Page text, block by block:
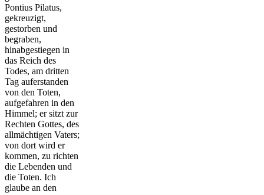
Pontius Pilatus,
gekreuzigt,
gestorben und
begraben,
hinabgestiegen in
das Reich des
Todes, am dritten
Tag auferstanden
von den Toten,
aufgefahren in den
Himmel; er sitzt zur
Rechten Gottes, des
allmächtigen Vaters;
von dort wird er
kommen, zu richten
die Lebenden und
die Toten. Ich
glaube an den